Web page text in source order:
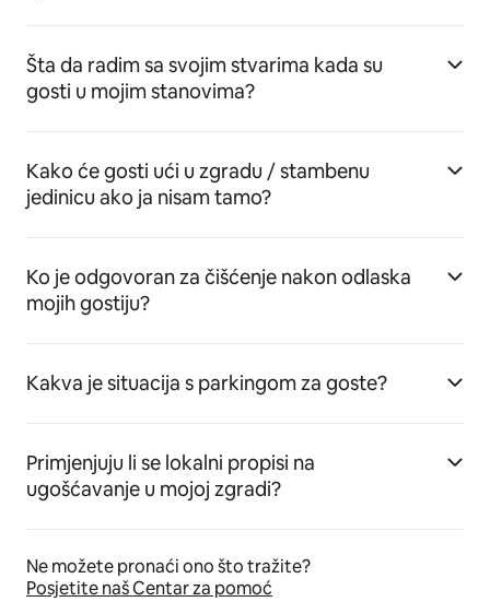
Šta da radim sa svojim stvarima kada su
gosti u mojim stanovima?
Kako će gosti ući u zgradu / stambenu
jedinicu ako ja nisam tamo?
Ko je odgovoran za čišćenje nakon odlaska
mojih gostiju?
Kakva je situacija s parkingom za goste?
Primjenjuju li se lokalni propisi na
ugošćavanje u mojoj zgradi?
Ne možete pronaći ono što tražite?
Posjetite naš Centar za pomoć